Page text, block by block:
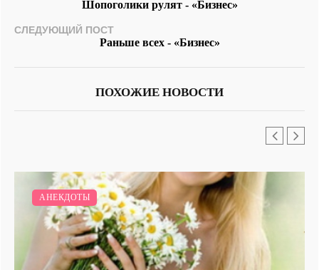
Шопоголики рулят - «Бизнес»
СЛЕДУЮЩИЙ ПОСТ
Раньше всех - «Бизнес»
ПОХОЖИЕ НОВОСТИ
АНЕКДОТЫ